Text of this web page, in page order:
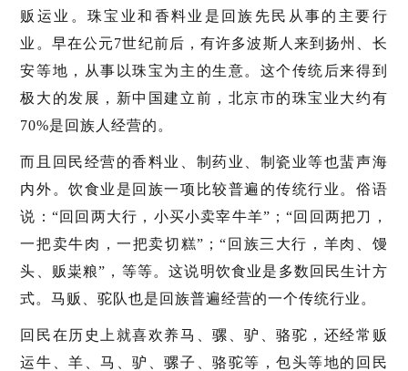
贩运业。珠宝业和香料业是回族先民从事的主要行
业。早在公元7世纪前后，有许多波斯人来到扬州、长
安等地，从事以珠宝为主的生意。这个传统后来得到
极大的发展，新中国建立前，北京市的珠宝业大约有
70%是回族人经营的。
而且回民经营的香料业、制药业、制瓷业等也蜚声海
内外。饮食业是回族一项比较普遍的传统行业。俗语
说：“回回两大行，小买小卖宰牛羊”；“回回两把刀，
一把卖牛肉，一把卖切糕”；“回族三大行，羊肉、馒
头、贩粜粮”，等等。这说明饮食业是多数回民生计方
式。马贩、驼队也是回族普遍经营的一个传统行业。
回民在历史上就喜欢养马、骡、驴、骆驼，还经常贩
运牛、羊、马、驴、骡子、骆驼等，包头等地的回民